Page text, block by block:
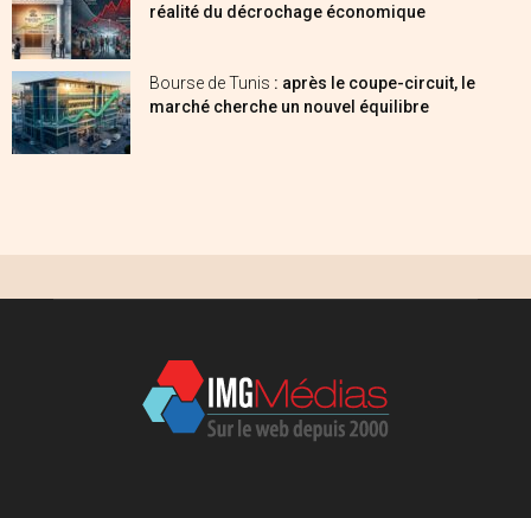
réalité du décrochage économique
Bourse de Tunis : après le coupe-circuit, le
marché cherche un nouvel équilibre